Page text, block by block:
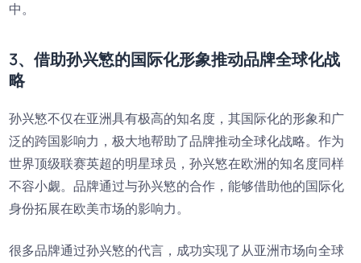
中。
3、借助孙兴慜的国际化形象推动品牌全球化战
略
孙兴慜不仅在亚洲具有极高的知名度，其国际化的形象和广
泛的跨国影响力，极大地帮助了品牌推动全球化战略。作为
世界顶级联赛英超的明星球员，孙兴慜在欧洲的知名度同样
不容小觑。品牌通过与孙兴慜的合作，能够借助他的国际化
身份拓展在欧美市场的影响力。
很多品牌通过孙兴慜的代言，成功实现了从亚洲市场向全球